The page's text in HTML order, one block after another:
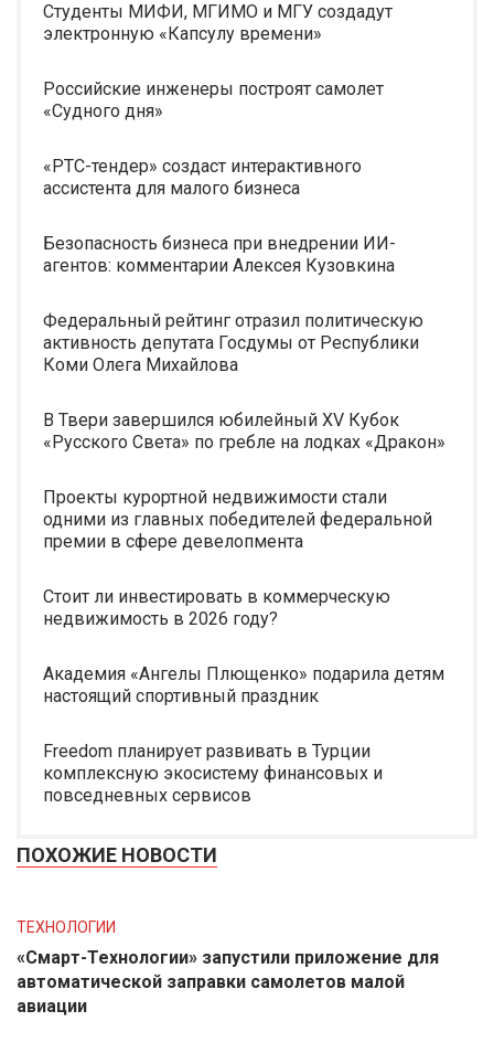
Студенты МИФИ, МГИМО и МГУ создадут
электронную «Капсулу времени»
Российские инженеры построят самолет
«Судного дня»
«РТС-тендер» создаст интерактивного
ассистента для малого бизнеса
Безопасность бизнеса при внедрении ИИ-
агентов: комментарии Алексея Кузовкина
Федеральный рейтинг отразил политическую
активность депутата Госдумы от Республики
Коми Олега Михайлова
В Твери завершился юбилейный XV Кубок
«Русского Света» по гребле на лодках «Дракон»
Проекты курортной недвижимости стали
одними из главных победителей федеральной
премии в сфере девелопмента
Стоит ли инвестировать в коммерческую
недвижимость в 2026 году?
Академия «Ангелы Плющенко» подарила детям
настоящий спортивный праздник
Freedom планирует развивать в Турции
комплексную экосистему финансовых и
повседневных сервисов
ПОХОЖИЕ НОВОСТИ
ТЕХНОЛОГИИ
«Смарт-Технологии» запустили приложение для
автоматической заправки самолетов малой
авиации